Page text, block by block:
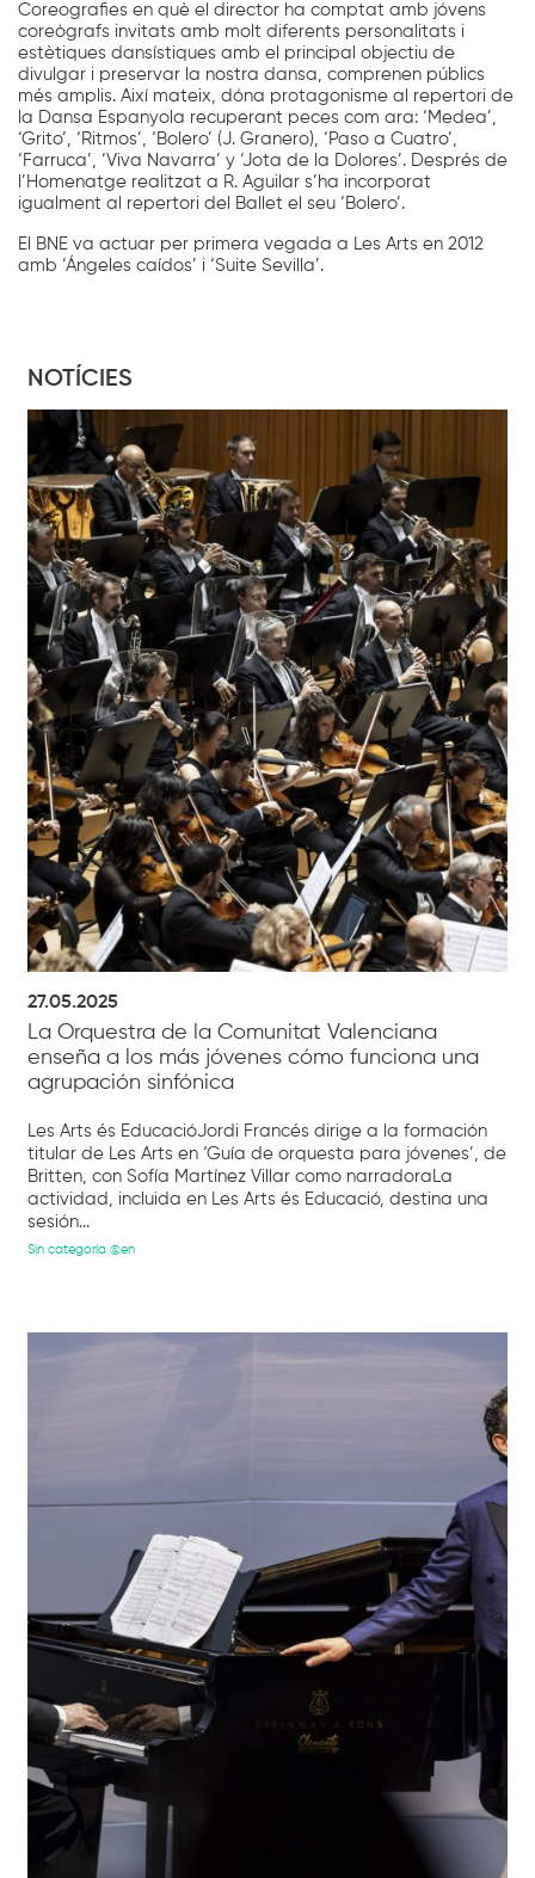
Coreografies en què el director ha comptat amb jóvens
coreògrafs invitats amb molt diferents personalitats i
estètiques dansístiques amb el principal objectiu de
divulgar i preservar la nostra dansa, comprenen públics
més amplis. Així mateix, dóna protagonisme al repertori de
la Dansa Espanyola recuperant peces com ara: ‘Medea’,
‘Grito’, ‘Ritmos’, ‘Bolero’ (J. Granero), ‘Paso a Cuatro’,
‘Farruca’, ‘Viva Navarra’ y ‘Jota de la Dolores’. Després de
l’Homenatge realitzat a R. Aguilar s’ha incorporat
igualment al repertori del Ballet el seu ‘Bolero’.
El BNE va actuar per primera vegada a Les Arts en 2012
amb ‘Ángeles caídos’ i ‘Suite Sevilla’.
NOTÍCIES
27.05.2025
La Orquestra de la Comunitat Valenciana
enseña a los más jóvenes cómo funciona una
agrupación sinfónica
Les Arts és EducacióJordi Francés dirige a la formación
titular de Les Arts en ‘Guía de orquesta para jóvenes’, de
Britten, con Sofía Martínez Villar como narradoraLa
actividad, incluida en Les Arts és Educació, destina una
sesión...
Sin categoría @en